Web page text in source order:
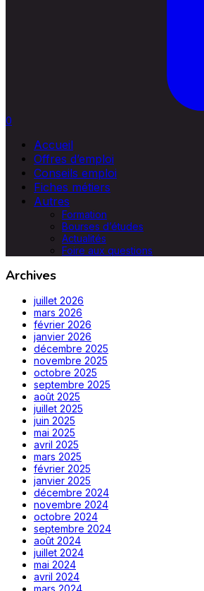
0
Accueil
Offres d’emploi
Conseils emploi
Fiches métiers
Autres
Formation
Bourses d’études
Actualités
Foire aux questions
Archives
juillet 2026
mars 2026
février 2026
janvier 2026
décembre 2025
novembre 2025
octobre 2025
septembre 2025
août 2025
juillet 2025
juin 2025
mai 2025
avril 2025
mars 2025
février 2025
janvier 2025
décembre 2024
novembre 2024
octobre 2024
septembre 2024
août 2024
juillet 2024
mai 2024
avril 2024
mars 2024